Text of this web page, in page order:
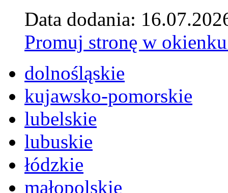
Data dodania:
Promuj stronę w
dolnośląskie
kujawsko-pomorskie
lubelskie
lubuskie
łódzkie
małopolskie